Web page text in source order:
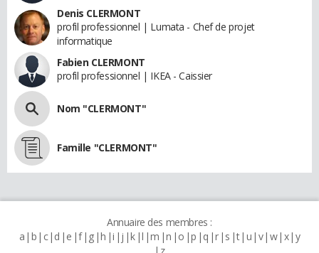
Denis CLERMONT
profil professionnel | Lumata - Chef de projet
informatique
Fabien CLERMONT
profil professionnel | IKEA - Caissier
Nom "CLERMONT"
Famille "CLERMONT"
Annuaire des membres :
a b c d e f g h i j k l m n o p q r s t u v w x y